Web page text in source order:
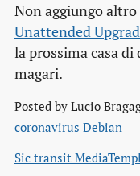
Non aggiungo
Unattended
la prossima casa
magari.
Posted by Lucio
coronavirus Debian
Sic transit